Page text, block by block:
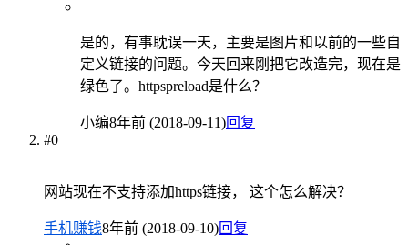
是的，有事耽误一天，主要是图片和以前的一些自
定义链接的问题。今天回来刚把它改造完，现在是
绿色了。httpspreload是什么？
小编8年前 (2018-09-11)回复
#0
网站现在不支持添加https链接， 这个怎么解决？
手机赚钱8年前 (2018-09-10)回复